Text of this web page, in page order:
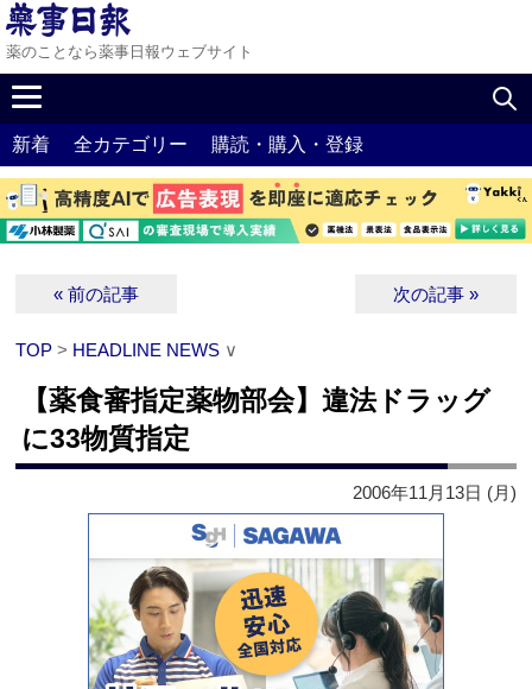
薬のことなら薬事日報ウェブサイト
新着 全カテゴリー 購読・購入・登録
« 前の記事 次の記事 »
TOP > HEADLINE NEWS ∨
【薬食審指定薬物部会】違法ドラッグ
に33物質指定
2006年11月13日 (月)